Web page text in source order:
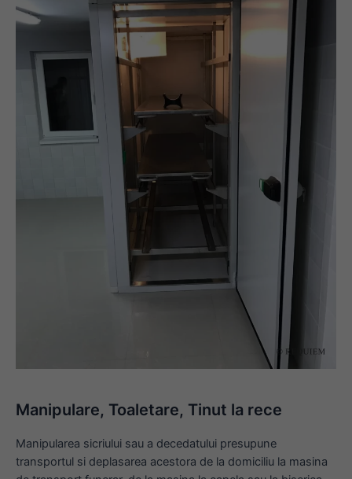
Manipulare, Toaletare, Tinut la rece
Manipularea sicriului sau a decedatului presupune
transportul si deplasarea acestora de la domiciliu la masina